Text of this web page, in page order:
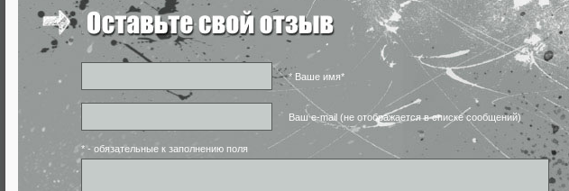
* Ваше имя*
Ваш e-mail (не отображается в списке сообщений)
* - обязательные к заполнению поля